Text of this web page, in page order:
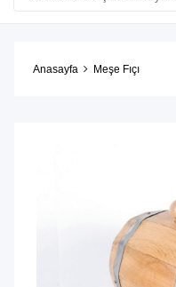
Anasayfa Meşe Fıçı